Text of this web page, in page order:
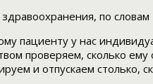
по
пациенту у нас
проверяем, сколько
и отпускаем столько,